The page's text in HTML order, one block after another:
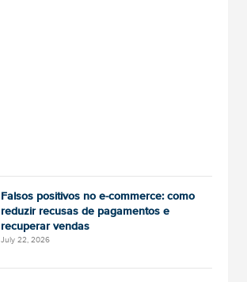
Falsos positivos no e-commerce: como
reduzir recusas de pagamentos e
recuperar vendas
July 22, 2026